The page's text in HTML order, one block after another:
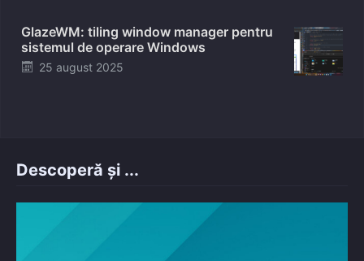
GlazeWM: tiling window manager pentru
sistemul de operare Windows
Posted
25 august 2025
Descoperă și ...